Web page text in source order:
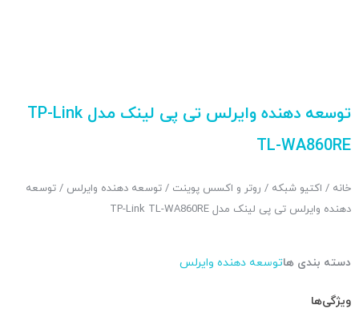
توسعه دهنده وایرلس تی پی لینک مدل TP-Link
TL-WA860RE
خانه / اکتیو شبکه / روتر و اکسس پوینت / توسعه دهنده وایرلس / توسعه
دهنده وایرلس تی پی لینک مدل TP-Link TL-WA860RE
دسته بندی هاتوسعه دهنده وایرلس
ویژگی‌ها